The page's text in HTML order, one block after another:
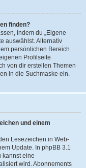
finden?
indem du „Eigene
auswählst. Alternativ
persönlichen Bereich
Profilseite
von dir erstellen Themen
in die Suchmaske ein.
und einem
Lesezeichen in Web-
Update. In phpBB 3.1
kannst eine
wird. Abonnements